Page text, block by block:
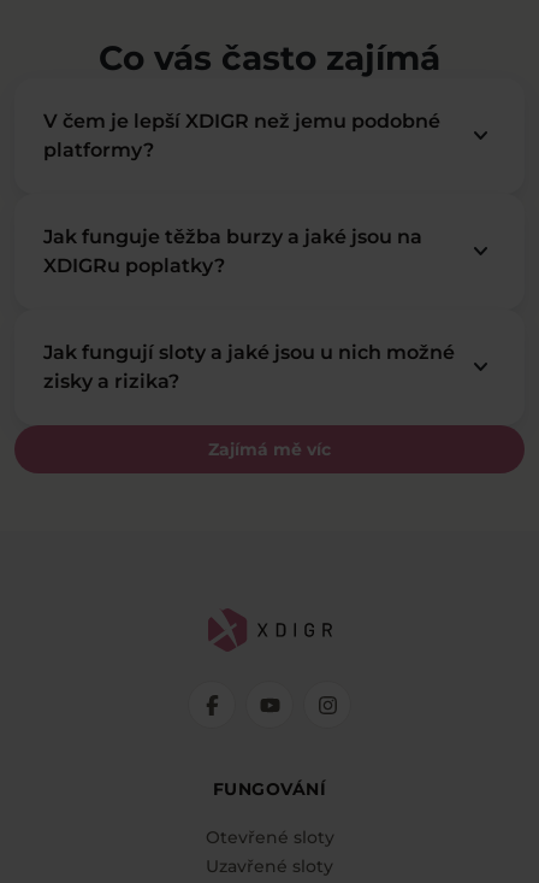
Co vás často zajímá
Zajímá mě víc
V čem je lepší XDIGR než jemu podobné
platformy?
keyboard_arrow_down
Jak funguje těžba burzy a jaké jsou na
XDIGRu poplatky?
keyboard_arrow_down
Jak fungují sloty a jaké jsou u nich možné
zisky a rizika?
keyboard_arrow_down
FUNGOVÁNÍ
Otevřené sloty
Uzavřené sloty